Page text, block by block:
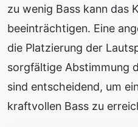
zu wenig Bass kann das
beeinträchtigen. Eine
die Platzierung der
sorgfältige Abstimmung
sind entscheidend, um
kraftvollen Bass zu